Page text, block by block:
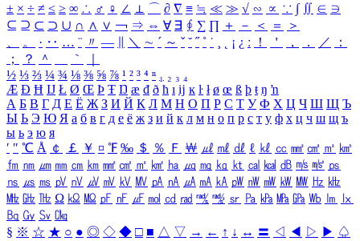
± × ÷ ≠ ≤ ≥ ∞ ∴ ♂ ♀ ∠ ⊥ ⌒ ∂ ∇ ≡ ≒ ≪ ≫ √ ∽ ∝ ∵ ∫ ∬ ∈ ∋
⊆ ⊇ ⊂ ⊃ ∪ ∩ ∧ ∨ ￢ ⇒ ⇔ ∀ ∃ ∮ ∑ ∏ ＋ － ＜ ＝
＞
、
。 · ‥ … ¨ 〃 ― ＼ ∼ ´ ～ ˇ ˘ ˝ ˚ ˙ ¸ ¡ ¿ ː ！ ＇ ， ． ／
：
；
？ ＾ ｀
½ ⅓ ⅔ ¼ ¾ ⅛ ⅜ ⅝ ⅞ ¹ ² ³ ⁴ ⁿ ₁ ₂ ₃ ₄
Æ Ð Ħ Ĳ Ł Ø Œ Þ Ŧ Ŋ æ đ ð ħ ı ĳ ĸ ŀ ł ø œ ß þ ŧ ŋ ŉ
А Б В Г Д Е Ё Ж З И Й К Л М Н О П Р С Т У Ф Х Ц Ч Ш Щ Ъ
Ы Ь Э Ю Я а б в г д е ё ж з и й к л м н о п р с т у ф х ц ч ш щ ъ
ы ь э ю я
′ ″ ℃ Å ￠ ￡ ￥ ¤ ℉ ‰ ＄ ％ Ｆ ￦ ㎕ ㎖ ㎗ ℓ ㎘ ㏄ ㎣ ㎤ ㎥ ㎦
㎙ ㎚ ㎛ ㎜ ㎝ ㎞ ㎟ ㎠ ㎡ ㎢ ㏊ ㎍ ㎎ ㎏ ㏏ ㎈ ㎉ ㏈ ㎧ ㎨ ㎰
㎱ ㎲ ㎳ ㎴ ㎵ ㎶ ㎷ ㎸ ㎹ ㎀ ㎁ ㎂ ㎃ ㎄ ㎺ ㎻ ㎽ ㎾ ㎿ ㎐ ㎑
㎒ ㎓ ㎔ Ω ㏀ ㏁ ㎊ ㎋ ㎌ ㏖ ㏅ ㎭ ㎮ ㎯ ㏛ ㎩ ㎪ ㎫ ㎬ ㏝ ㏐
㏓
㏃ ㏉ ㏜ ㏆
§ ※ ☆ ★ ○ ● ◎ ◇ ◆ □ ■ △ ▽ → ← ↑ ↓ ↔ 〓 ◁ ◀ ▷ ▶ ♤